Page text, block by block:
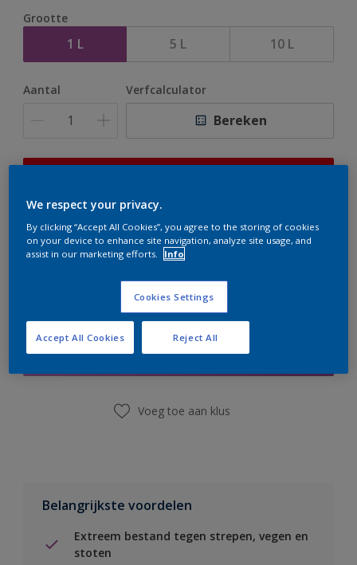
Grootte
1 L 5 L 10 L
Aantal Verfcalculator
Bereken
er hard aan om de voorraad aan te vullen.
Boodschappenlijst
Vind een winkel
Voeg toe aan klus
Belangrijkste voordelen
Extreem bestand tegen strepen, vegen en
stoten
We respect your privacy.
By clicking “Accept All Cookies”, you agree to the storing of cookies
on your device to enhance site navigation, analyze site usage, and
assist in our marketing efforts.
Info
Cookies Settings
Reject All
Accept All Cookies